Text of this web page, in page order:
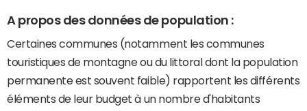
A propos des données de population :
Certaines communes (notamment les communes
touristiques de montagne ou du littoral dont la population
permanente est souvent faible) rapportent les différents
éléments de leur budget à un nombre d'habitants